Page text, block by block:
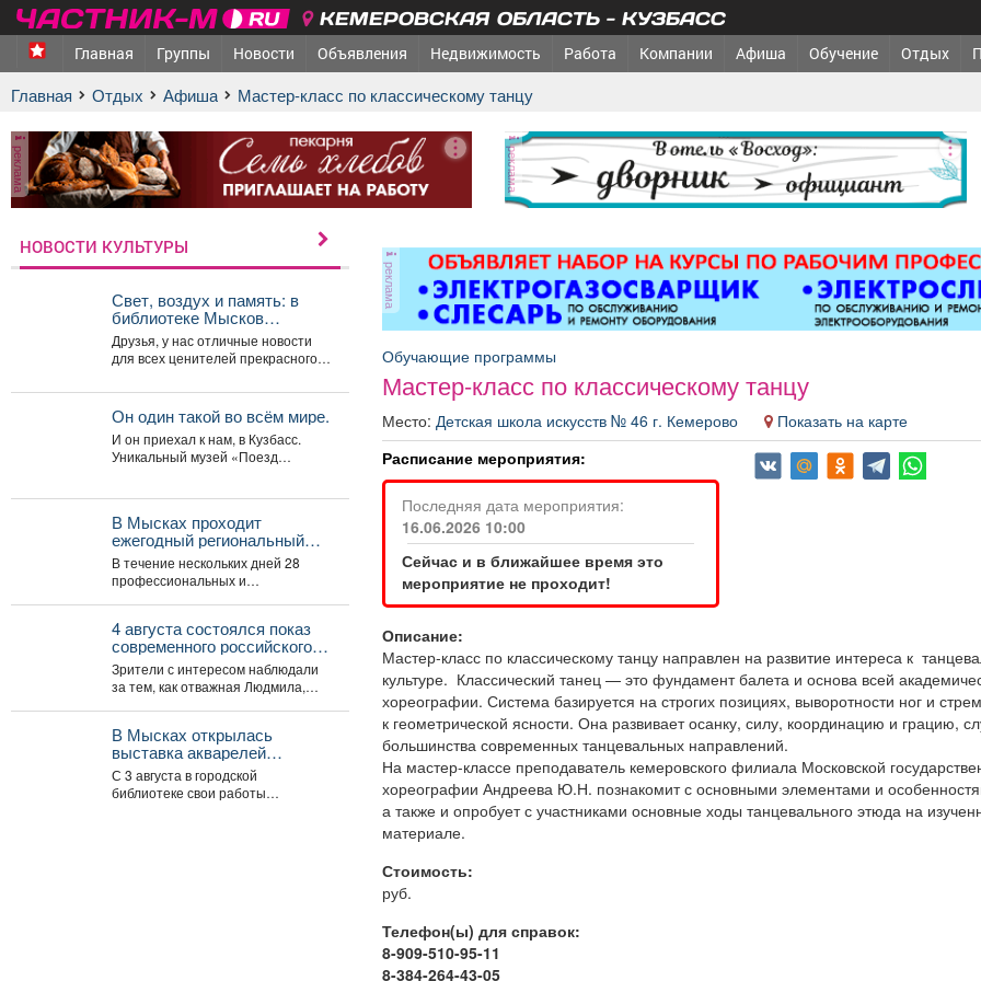
КЕМЕРОВСКАЯ ОБЛАСТЬ - КУЗБАСС
Главная Группы Новости Объявления Недвижимость Работа Компании Афиша Обучение Отдых
Главная Отдых афиша Мастер-класс по классическому танцу
реклама реклама
реклама
Обучающие программы
Мастер-класс по классическому танцу
Место: Детская школа искусств № 46 г. Кемерово
Показать на карте
Расписание мероприятия:
Последняя дата мероприятия:
16.06.2026 10:00
Сейчас и в ближайшее время это
мероприятие не проходит!
Описание:
Мастер-класс по классическому танцу направлен на развитие интереса к
культуре. Классический танец — это фундамент балета и основа всей
хореографии. Система базируется на строгих позициях, выворотности ног и
к геометрической ясности. Она развивает осанку, силу, координацию и грацию,
большинства современных танцевальных направлений.
На мастер-классе преподаватель кемеровского филиала Московской
хореографии Андреева Ю.Н. познакомит с основными элементами и
а также и опробует с участниками основные ходы танцевального этюда на
материале.
Стоимость:
руб.
Телефон(ы) для справок:
8-909-510-95-11
8-384-264-43-05
НОВОСТИ КУЛЬТУРЫ
Свет, воздух и память: в
библиотеке Мысков
открылась выставка
акварели «Воспоминания»
Друзья, у нас отличные новости
для всех ценителей прекрасного!
Он один такой во всём мире.
И он приехал к нам, в Кузбасс.
Уникальный музей «Поезд
В Мысках проходит
ежегодный региональный
пленэр художников
«Легенды Горной Шории».
В течение нескольких дней 28
профессиональных и
свое мастерство...
4 августа состоялся показ
современного российского
анимационного фильма
«Руслан и Людмила.
Больше, чем сказка» (2023).
Зрители с интересом наблюдали
за тем, как отважная Людмила,
В Мысках открылась
выставка акварелей
«Воспоминания».
С 3 августа в городской
библиотеке свои работы